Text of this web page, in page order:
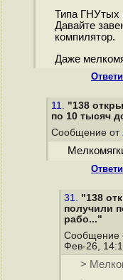
Типа
Давайте
компилятор.
Даже
11. "138
по 10 тысяч
Сообщение от
31. "138
получили
рабо..."
Сообщение
Фев-26,
>